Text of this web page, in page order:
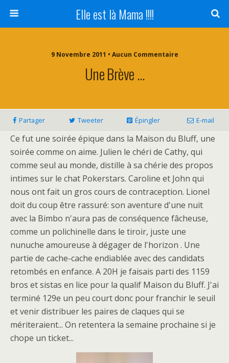
Elle est là Mama !!!!
9 Novembre 2011 • Aucun Commentaire
Une Brève …
Partager Tweeter Épingler E-mail
Ce fut une soirée épique dans la Maison du Bluff, une
soirée comme on aime. Julien le chéri de Cathy, qui
comme seul au monde, distille à sa chérie des propos
intimes sur le chat Pokerstars. Caroline et John qui
nous ont fait un gros cours de contraception. Lionel
doit du coup être rassuré: son aventure d'une nuit
avec la Bimbo n'aura pas de conséquence fâcheuse,
comme un polichinelle dans le tiroir, juste une
nunuche amoureuse à dégager de l'horizon . Une
partie de cache-cache endiablée avec des candidats
retombés en enfance. A 20H je faisais parti des 1159
bros et sistas en lice pour la qualif Maison du Bluff. J'ai
terminé 129e un peu court donc pour franchir le seuil
et venir distribuer les paires de claques qui se
mériteraient... On retentera la semaine prochaine si je
chope un ticket...